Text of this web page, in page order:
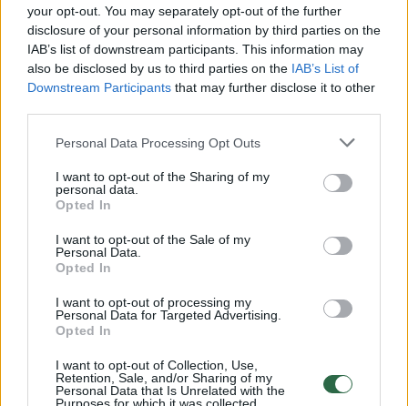
your opt-out. You may separately opt-out of the further
disclosure of your personal information by third parties on the
IAB’s list of downstream participants. This information may
also be disclosed by us to third parties on the IAB’s List of
Downstream Participants that may further disclose it to other
Personal Data Processing Opt Outs
I want to opt-out of the Sharing of my
personal data.
Opted In
I want to opt-out of the Sale of my
Personal Data.
Opted In
I want to opt-out of processing my
Personal Data for Targeted Advertising.
Opted In
I want to opt-out of Collection, Use,
Retention, Sale, and/or Sharing of my
Personal Data that Is Unrelated with the
Žiūrimiausi įrašai
00:00:30
Vaizdai iš tragiškos avarijos Vilniaus r.: dviejų moterų ir
vaiko gyvybių išgelbėti nepavyko
Žinios | Lietuvos diena
00:00:57
Savaitės vidurys nusimato karštas: temperatūra kils iki
Žinios | Orai
00:15:54
V. Zalužno pasisakymą laiko bandymu įsitvirtinti
Ukrainos politikoje: jis yra neteisus
Laidos | Nauja diena